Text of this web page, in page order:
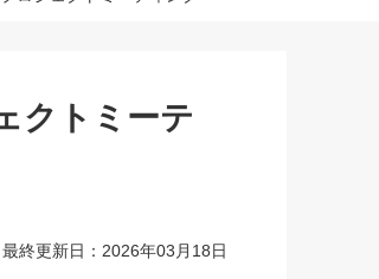
クトミーテ
終更新日：2026年03月18日